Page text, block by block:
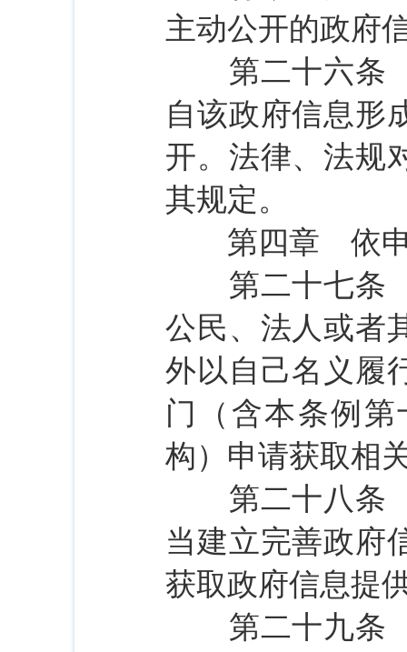
主动公开的政府
第二十六条
自该政府信息形
开。法律、法规
其规定。
第四章 依申
第二十七条
公民、法人或者
外以自己名义履
门（含本条例
构）申请获取相
第二十八条
当建立完善政府
获取政府信息提
第二十九条